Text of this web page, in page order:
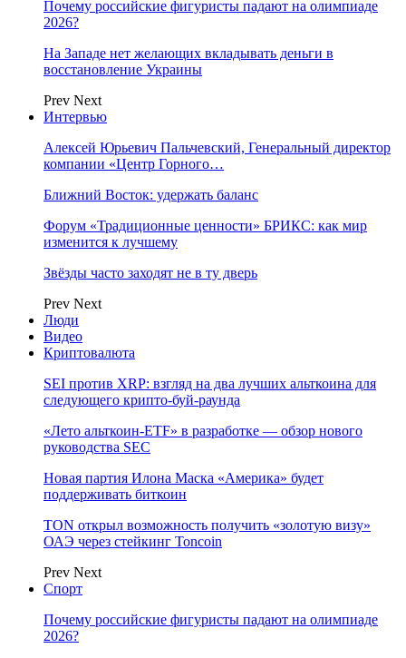
Почему российские фигуристы падают на олимпиаде
2026?
На Западе нет желающих вкладывать деньги в
восстановление Украины
Prev Next
Интервью
Алексей Юрьевич Пальчевский, Генеральный директор
компании «Центр Горного…
Ближний Восток: удержать баланс
Форум «Традиционные ценности» БРИКС: как мир
изменится к лучшему
Звёзды часто заходят не в ту дверь
Prev Next
Люди
Видео
Криптовалюта
SEI против XRP: взгляд на два лучших альткоина для
следующего крипто-буй-раунда
«Лето альткоин-ETF» в разработке — обзор нового
руководства SEC
Новая партия Илона Маска «Америка» будет
поддерживать биткоин
TON открыл возможность получить «золотую визу»
ОАЭ через стейкинг Toncoin
Prev Next
Спорт
Почему российские фигуристы падают на олимпиаде
2026?